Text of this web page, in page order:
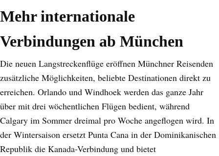
Mehr internationale
Verbindungen ab München
Die neuen Langstreckenflüge eröffnen Münchner Reisenden
zusätzliche Möglichkeiten, beliebte Destinationen direkt zu
erreichen. Orlando und Windhoek werden das ganze Jahr
über mit drei wöchentlichen Flügen bedient, während
Calgary im Sommer dreimal pro Woche angeflogen wird. In
der Wintersaison ersetzt Punta Cana in der Dominikanischen
Republik die Kanada-Verbindung und bietet